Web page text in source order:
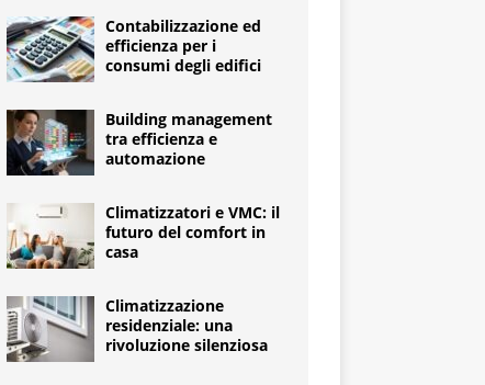
Contabilizzazione ed
efficienza per i
consumi degli edifici
Building management
tra efficienza e
automazione
Climatizzatori e VMC: il
futuro del comfort in
casa
Climatizzazione
residenziale: una
rivoluzione silenziosa